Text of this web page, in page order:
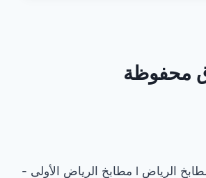
محفوظة
© 2026 أفضل مطابخ الرياض l مطابخ الرياض الأولى -